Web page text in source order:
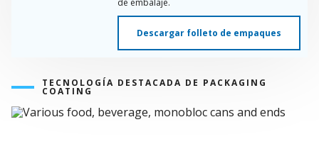
de embalaje.
Descargar folleto de empaques
TECNOLOGÍA DESTACADA DE PACKAGING
COATING